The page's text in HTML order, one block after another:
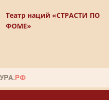
Театр наций «СТРАСТИ ПО
ФОМЕ»